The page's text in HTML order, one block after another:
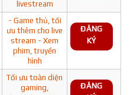
livestream
- Game thủ, tối
ưu thêm cho live
stream - Xem
phim, truyền
hình
ĐĂNG
KÝ
Tối ưu toàn diện
gaming,
ĐĂNG